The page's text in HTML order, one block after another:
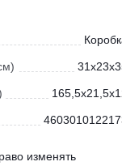
изменять